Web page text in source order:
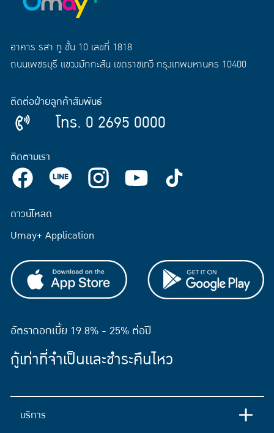
อาคาร รสา ทู ชั้น 10 เลขที่ 1818
ถนนเพชรบุรี แขวงมักกะสัน เขตราชเทวี กรุงเทพมหานคร 10400
ติดต่อฝ่ายลูกค้าสัมพันธ์
โทร. 0 2695 0000
ติดตามเรา
ดาวน์โหลด
Umay+ Application
อัตราดอกเบี้ย 19.8% - 25% ต่อปี
กู้เท่าที่จำเป็นและชำระคืนไหว
บริการ